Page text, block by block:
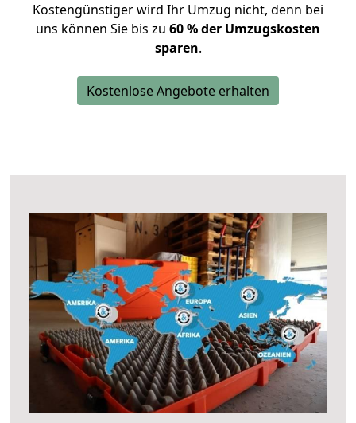
Kostengünstiger wird Ihr Umzug nicht, denn bei
uns können Sie bis zu 60 % der Umzugskosten
sparen.
Kostenlose Angebote erhalten